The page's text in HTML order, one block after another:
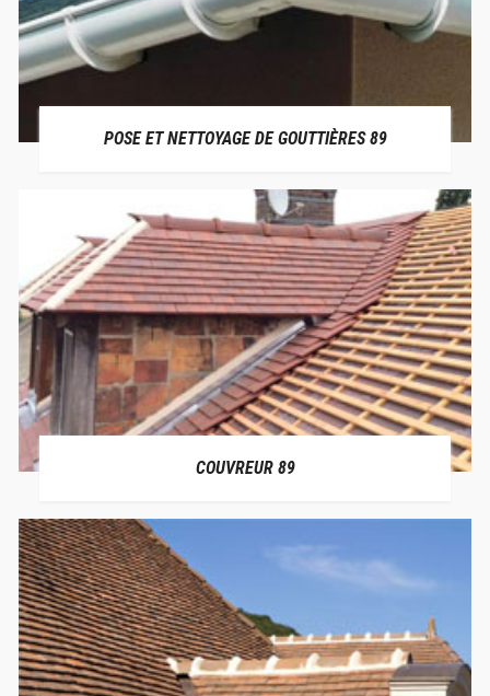
POSE ET NETTOYAGE DE GOUTTIÈRES 89
COUVREUR 89